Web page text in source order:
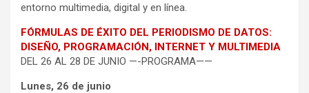
entorno multimedia, digital y en línea.
FÓRMULAS DE ÉXITO DEL PERIODISMO DE DATOS:
DISEÑO, PROGRAMACIÓN, INTERNET Y MULTIMEDIA
DEL 26 AL 28 DE JUNIO —-PROGRAMA——
Lunes, 26 de junio